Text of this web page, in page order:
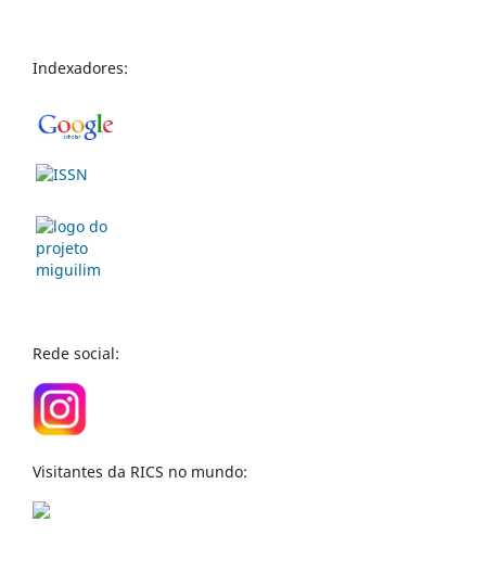
Indexadores:
Rede social:
Visitantes da RICS no mundo: